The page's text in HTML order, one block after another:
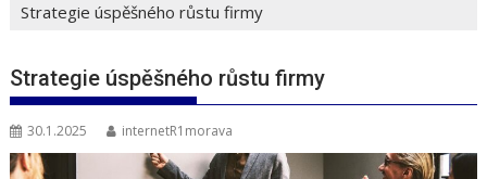
Strategie úspěšného růstu firmy
Strategie úspěšného růstu firmy
30.1.2025 internetR1morava